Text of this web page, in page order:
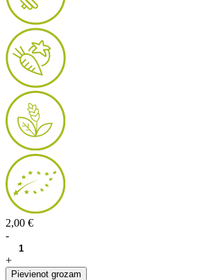
2,00 €
-
+
Pievienot grozam